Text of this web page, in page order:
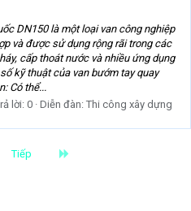
DN150 là một loại van công nghiệp
và được sử dụng rộng rãi trong các
cấp thoát nước và nhiều ứng dụng
kỹ thuật của van bướm tay quay
Có thể...
lời: 0 Diễn đàn: Thi công xây dựng
Tiếp